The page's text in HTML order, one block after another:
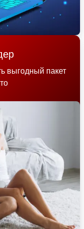
выгодный пакет